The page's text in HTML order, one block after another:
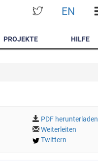
EN
PROJEKTE HILFE
PDF herunterladen
Weiterleiten
Twittern